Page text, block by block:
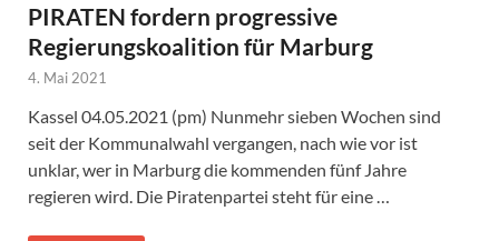
PIRATEN fordern progressive
Regierungskoalition für Marburg
4. Mai 2021
Kassel 04.05.2021 (pm) Nunmehr sieben Wochen sind
seit der Kommunalwahl vergangen, nach wie vor ist
unklar, wer in Marburg die kommenden fünf Jahre
regieren wird. Die Piratenpartei steht für eine …